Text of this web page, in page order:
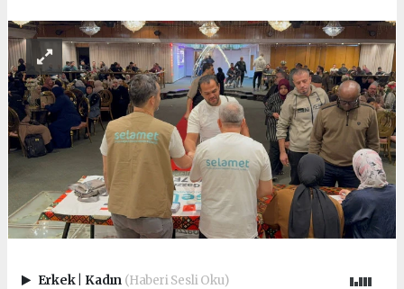
Erkek Kadın (Haberi Sesli Oku)